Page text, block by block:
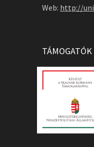
Web: http://
TÁMOGATÓK